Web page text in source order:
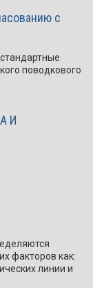
с
поводкового
И
факторов как:
линии и